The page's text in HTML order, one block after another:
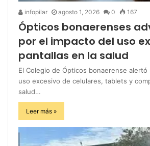
infopilar agosto 1, 2026 0 167
Ópticos bonaerenses
por el impacto del uso
pantallas en la salud
El Colegio de Ópticos bonaerense
uso excesivo de celulares, tablets y
salud…
Leer más »